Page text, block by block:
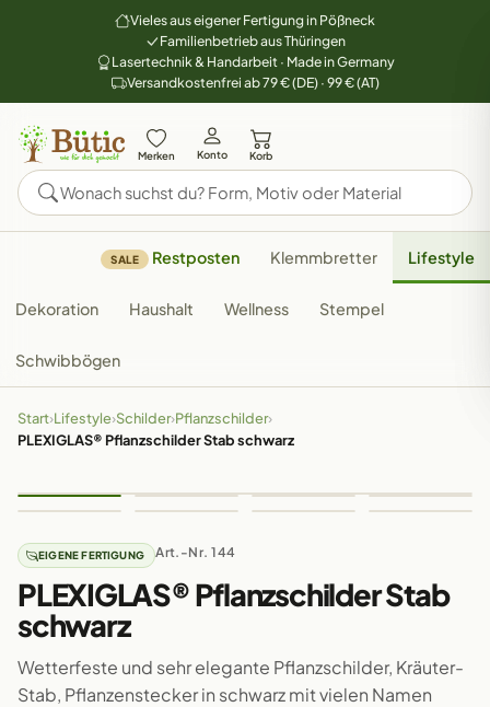
Vieles aus eigener Fertigung in Pößneck
Familienbetrieb aus Thüringen
Lasertechnik & Handarbeit · Made in Germany
Versandkostenfrei ab 79 € (DE) · 99 € (AT)
Merken Konto Korb
SALE Restposten Klemmbretter Lifestyle
Dekoration Haushalt Wellness Stempel
Schwibbögen
Start›Lifestyle›Schilder›Pflanzschilder›
PLEXIGLAS® Pflanzschilder Stab schwarz
EIGENE FERTIGUNG Art.-Nr. 144
PLEXIGLAS® Pflanzschilder Stab
schwarz
Wetterfeste und sehr elegante Pflanzschilder, Kräuter-
Stab, Pflanzenstecker in schwarz mit vielen Namen